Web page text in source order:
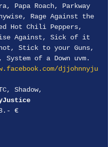
Papa Roach, Parkway
Rage Against the
Hot Chili Peppers,
Against, Sick of it
Stick to your Guns,
System of a Down uvm.
djjohnnyju
Shadow,
€